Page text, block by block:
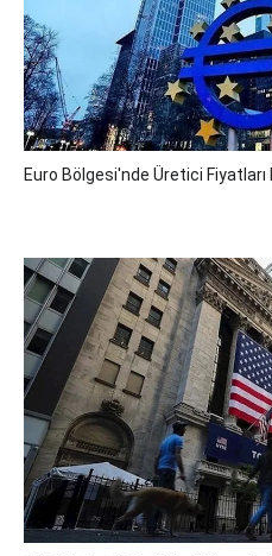
Euro Bölgesi'nde Üretici Fiyatları